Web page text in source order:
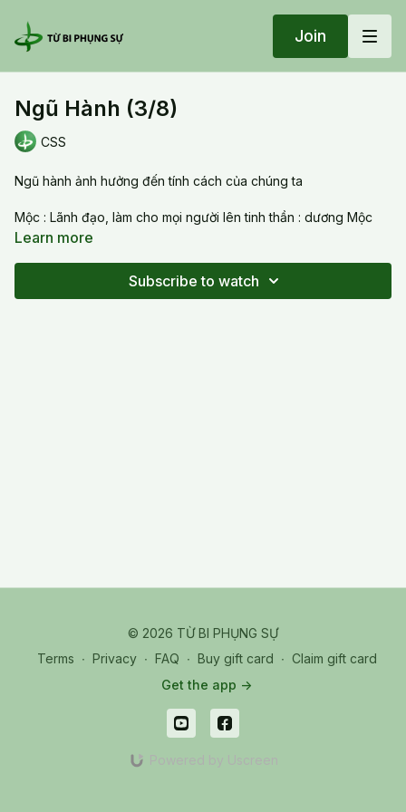
Join
Ngũ Hành (3/8)
CSS
Ngũ hành ảnh hưởng đến tính cách của chúng ta
Mộc : Lãnh đạo, làm cho mọi người lên tinh thần : dương Mộc
Learn more
Subscribe to watch
© 2026 TỪ BI PHỤNG SỰ
Terms ∙ Privacy ∙ FAQ ∙ Buy gift card ∙ Claim gift card
Get the app ->
Powered by Uscreen